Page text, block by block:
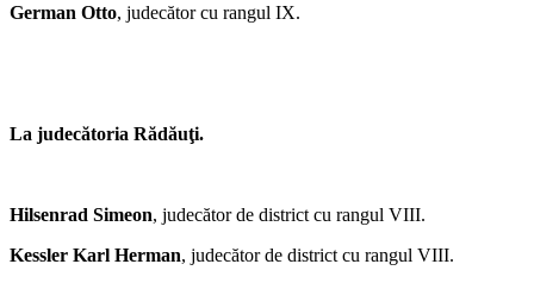
German Otto, judecător cu rangul IX.
La judecătoria Rădăuţi.
Hilsenrad Simeon, judecător de district cu rangul VIII.
Kessler Karl Herman, judecător de district cu rangul VIII.